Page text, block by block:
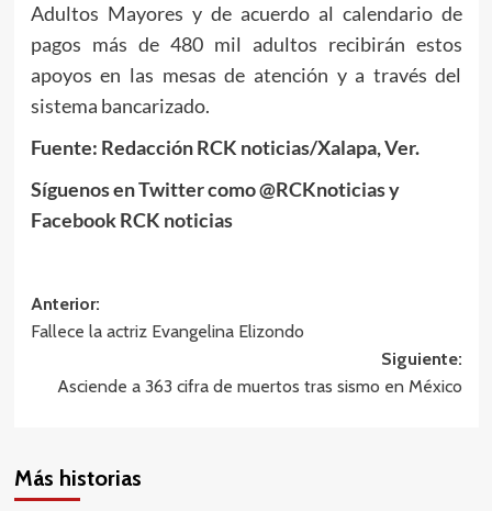
Adultos Mayores y de acuerdo al calendario de
pagos más de 480 mil adultos recibirán estos
apoyos en las mesas de atención y a través del
sistema bancarizado.
Fuente: Redacción RCK noticias/Xalapa, Ver.
Síguenos en Twitter como @RCKnoticias y
Facebook RCK noticias
Navegación
de
entradas
Anterior:
Fallece la actriz Evangelina Elizondo
Siguiente:
Asciende a 363 cifra de muertos tras sismo en México
Más historias